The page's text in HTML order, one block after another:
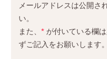
メールアドレスは公開さ
い。
また、* が付いている欄
ずご記入をお願いします。